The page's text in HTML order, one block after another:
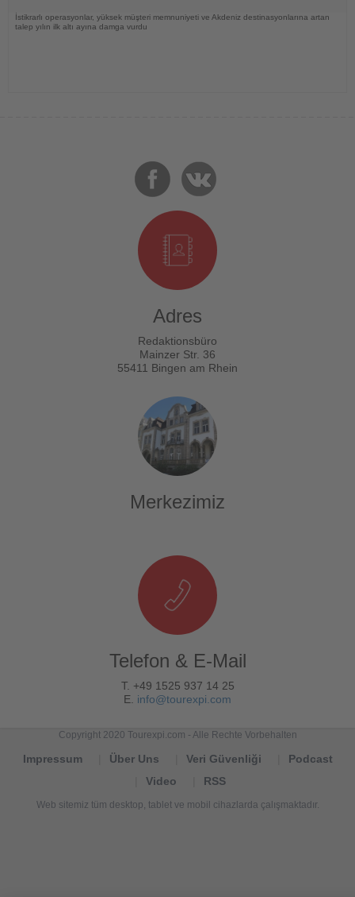
İstikrarlı operasyonlar, yüksek müşteri memnuniyeti ve Akdeniz destinasyonlarına artan
talep yılın ilk altı ayına damga vurdu
Adres
Redaktionsbüro
Mainzer Str. 36
55411 Bingen am Rhein
Merkezimiz
Telefon & E-Mail
T. +49 1525 937 14 25
E. info@tourexpi.com
Copyright 2020 Tourexpi.com - Alle Rechte Vorbehalten
Impressum Über Uns Veri Güvenliği
Podcast
Video
RSS
Web sitemiz tüm desktop, tablet ve mobil cihazlarda çalışmaktadır.